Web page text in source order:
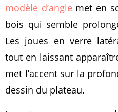
modèle d’anglemet en
bois qui semble
Les joues en verre
tout en laissant
met l’accent sur la
dessin du plateau.